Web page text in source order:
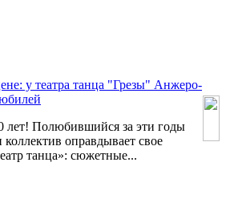
у театра танца "Грезы" Анжеро-
лет! Полюбившийся за эти годы
оправдывает свое
танца»: сюжетные...